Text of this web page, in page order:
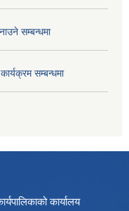
सम्बन्धमा
सम्बन्धमा
कार्यालय